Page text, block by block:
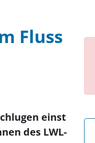
Fluss
einst
des LWL-